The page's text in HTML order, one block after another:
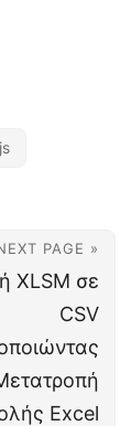
PAGE »
XLSM σε
CSV
Excel